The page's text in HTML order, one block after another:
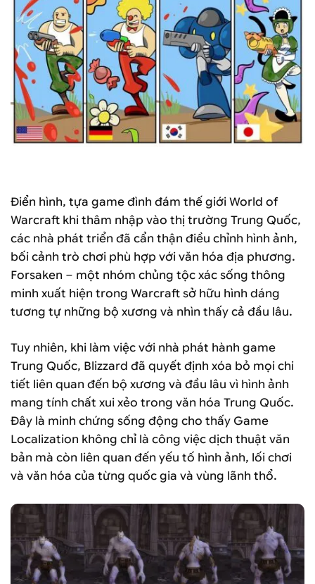
Điển hình, tựa game đình đám thế giới World of
Warcraft khi thâm nhập vào thị trường Trung Quốc,
các nhà phát triển đã cẩn thận điều chỉnh hình ảnh,
bối cảnh trò chơi phù hợp với văn hóa địa phương.
Forsaken – một nhóm chủng tộc xác sống thông
minh xuất hiện trong Warcraft sở hữu hình dáng
tương tự những bộ xương và nhìn thấy cả đầu lâu.
Tuy nhiên, khi làm việc với nhà phát hành game
Trung Quốc, Blizzard đã quyết định xóa bỏ mọi chi
tiết liên quan đến bộ xương và đầu lâu vì hình ảnh
mang tính chất xui xẻo trong văn hóa Trung Quốc.
Đây là minh chứng sống động cho thấy Game
Localization không chỉ là công việc dịch thuật văn
bản mà còn liên quan đến yếu tố hình ảnh, lối chơi
và văn hóa của từng quốc gia và vùng lãnh thổ.